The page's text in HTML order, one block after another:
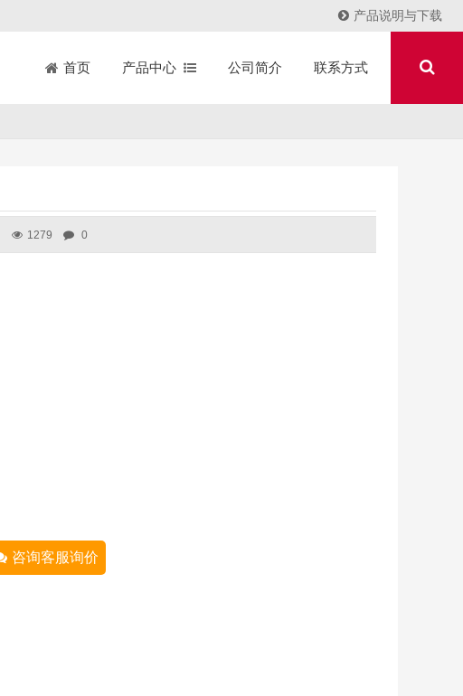
产品说明与下载
首页 产品中心 公司简介 联系方式
1279 0
咨询客服询价